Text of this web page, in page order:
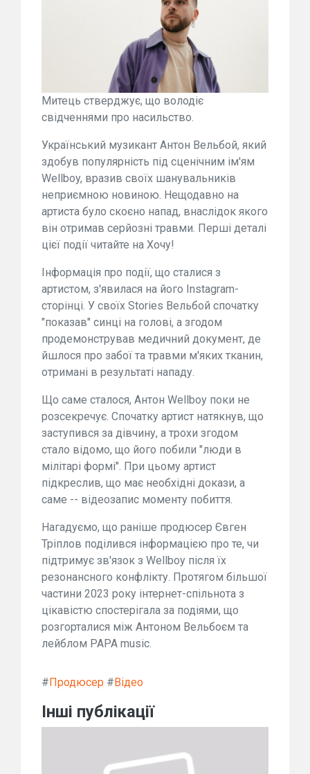
Митець стверджує, що володіє
свідченнями про насильство.
Український музикант Антон Вельбой, який
здобув популярність під сценічним ім'ям
Wellboy, вразив своїх шанувальників
неприємною новиною. Нещодавно на
артиста було скоєно напад, внаслідок якого
він отримав серйозні травми. Перші деталі
цієї події читайте на Хочу!
Інформація про події, що сталися з
артистом, з'явилася на його Instagram-
сторінці. У своїх Stories Вельбой спочатку
"показав" синці на голові, а згодом
продемонстрував медичний документ, де
йшлося про забої та травми м'яких тканин,
отримані в результаті нападу.
Що саме сталося, Антон Wellboy поки не
розсекречує. Спочатку артист натякнув, що
заступився за дівчину, а трохи згодом
стало відомо, що його побили "люди в
мілітарі формі". При цьому артист
підкреслив, що має необхідні докази, а
саме -- відеозапис моменту побиття.
Нагадуємо, що раніше продюсер Євген
Тріплов поділився інформацією про те, чи
підтримує зв'язок з Wellboy після їх
резонансного конфлікту. Протягом більшої
частини 2023 року інтернет-спільнота з
цікавістю спостерігала за подіями, що
розгорталися між Антоном Вельбоєм та
лейблом PAPA music.
# Продюсер # Відео
Інші публікації